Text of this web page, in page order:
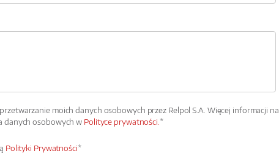
moich danych osobowych przez Relpol S.A. Więcej informacji na
danych osobowych w Polityce prywatności.*
Polityki Prywatności*